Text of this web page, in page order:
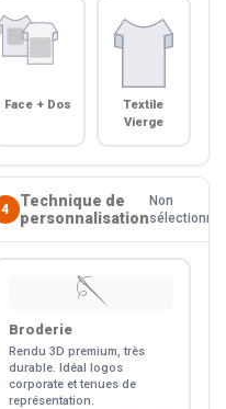
Face + Dos
Textile
Vierge
4
Technique de
personnalisation
Non
sélectionné
🪡
Broderie
Rendu 3D premium, très
durable. Idéal logos
corporate et tenues de
représentation.